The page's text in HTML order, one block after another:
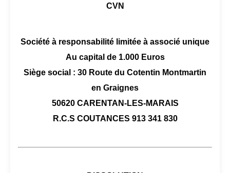
CVN
Société à responsabilité limitée à associé unique
Au capital de 1.000 Euros
Siège social : 30 Route du Cotentin Montmartin
en Graignes
50620 CARENTAN-LES-MARAIS
R.C.S COUTANCES 913 341 830